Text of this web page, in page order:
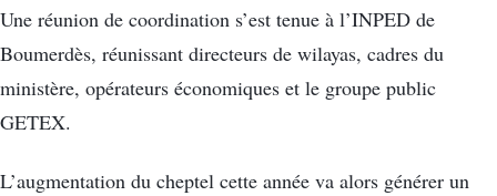
Une réunion de coordination s’est tenue à l’INPED de
Boumerdès, réunissant directeurs de wilayas, cadres du
ministère, opérateurs économiques et le groupe public
GETEX.
L’augmentation du cheptel cette année va alors générer un